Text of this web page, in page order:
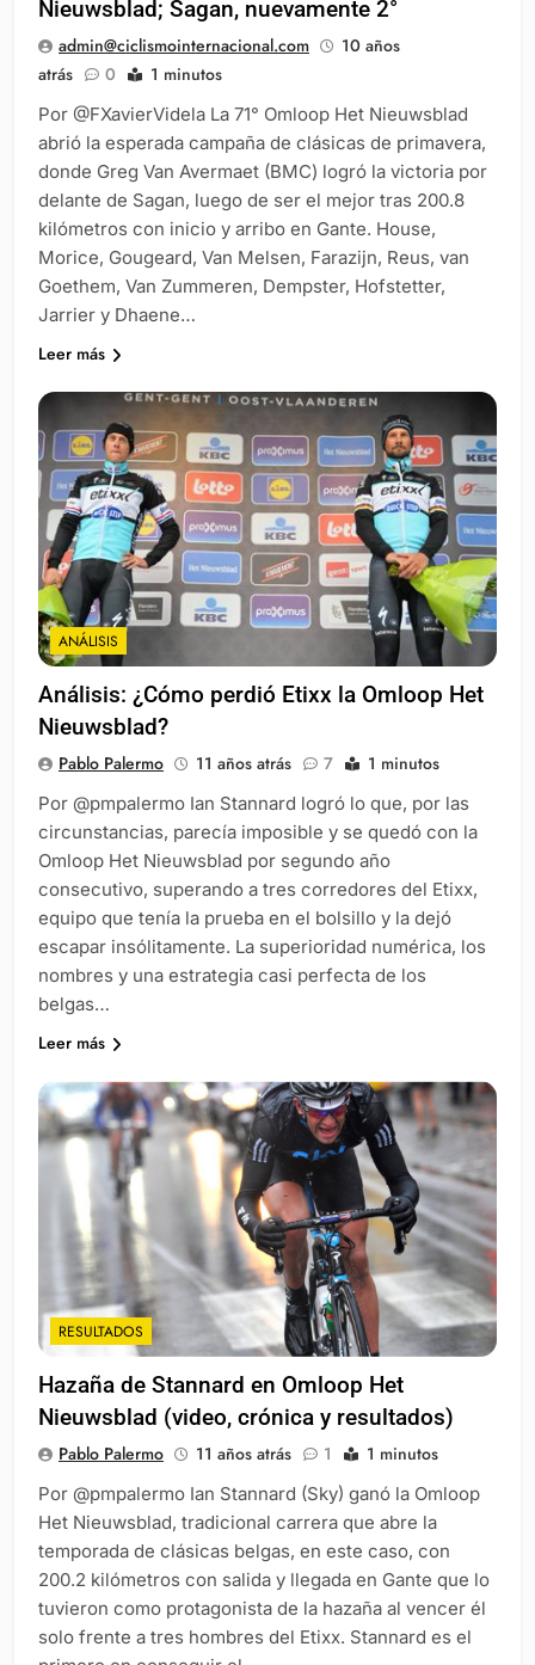
Nieuwsblad; Sagan, nuevamente 2°
admin@ciclismointernacional.com
10 años
atrás
0 1 minutos
Por @FXavierVidela La 71° Omloop Het Nieuwsblad
abrió la esperada campaña de clásicas de primavera,
donde Greg Van Avermaet (BMC) logró la victoria por
delante de Sagan, luego de ser el mejor tras 200.8
kilómetros con inicio y arribo en Gante. House,
Morice, Gougeard, Van Melsen, Farazijn, Reus, van
Goethem, Van Zummeren, Dempster, Hofstetter,
Jarrier y Dhaene…
Leer más
ANÁLISIS
Análisis: ¿Cómo perdió Etixx la Omloop Het
Nieuwsblad?
Pablo Palermo 11 años atrás 7 1 minutos
Por @pmpalermo Ian Stannard logró lo que, por las
circunstancias, parecía imposible y se quedó con la
Omloop Het Nieuwsblad por segundo año
consecutivo, superando a tres corredores del Etixx,
equipo que tenía la prueba en el bolsillo y la dejó
escapar insólitamente. La superioridad numérica, los
nombres y una estrategia casi perfecta de los
belgas…
Leer más
RESULTADOS
Hazaña de Stannard en Omloop Het
Nieuwsblad (video, crónica y resultados)
Pablo Palermo 11 años atrás 1 1 minutos
Por @pmpalermo Ian Stannard (Sky) ganó la Omloop
Het Nieuwsblad, tradicional carrera que abre la
temporada de clásicas belgas, en este caso, con
200.2 kilómetros con salida y llegada en Gante que lo
tuvieron como protagonista de la hazaña al vencer él
solo frente a tres hombres del Etixx. Stannard es el